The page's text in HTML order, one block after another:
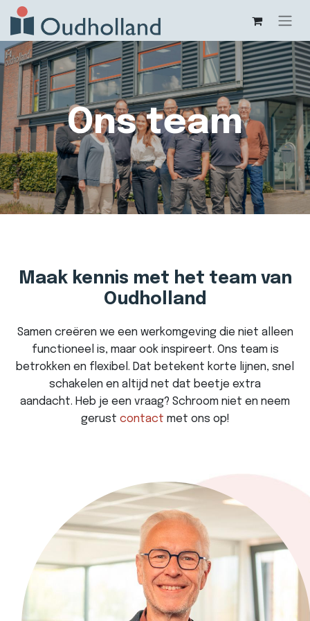
Ons team
Maak kennis met het team van
Oudholland
Samen creëren we een werkomgeving die niet alleen
functioneel is, maar ook inspireert. Ons team is
betrokken en flexibel. Dat betekent korte lijnen, snel
schakelen en altijd net dat beetje extra
aandacht. Heb je een vraag? Schroom niet en neem
gerust contact met ons op!